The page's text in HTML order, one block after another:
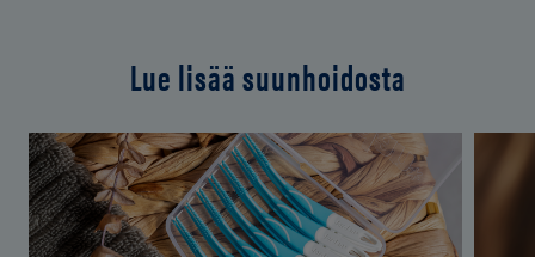
Lue lisää suunhoidosta